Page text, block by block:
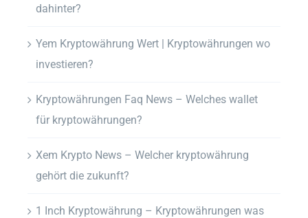
dahinter?
Yem Kryptowährung Wert | Kryptowährungen wo
investieren?
Kryptowährungen Faq News – Welches wallet
für kryptowährungen?
Xem Krypto News – Welcher kryptowährung
gehört die zukunft?
1 Inch Kryptowährung – Kryptowährungen was